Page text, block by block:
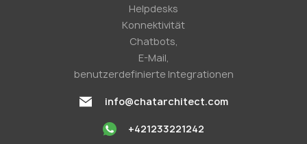
Helpdesks
Konnektivität
Chatbots,
E-Mail,
benutzerdefinierte Integrationen
info@chatarchitect.com
+421233221242